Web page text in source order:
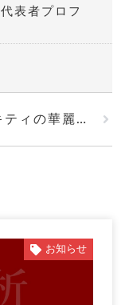
代表者プロフ
ハローキティの華麗なるピボットターン サンリオ
お知らせ